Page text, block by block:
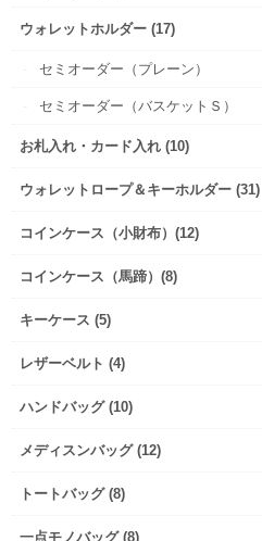
ウォレットホルダー (17)
セミオーダー（プレーン）
セミオーダー（バスケットＳ）
お札入れ・カード入れ (10)
ウォレットロープ＆キーホルダー (31)
コインケース（小財布）(12)
コインケース（馬蹄）(8)
キーケース (5)
レザーベルト (4)
ハンドバッグ (10)
メディスンバッグ (12)
トートバッグ (8)
一点モノバッグ (8)